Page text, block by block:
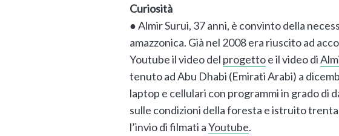
Curiosità
● Almir Surui, 37 anni, è convinto della
amazzonica. Già nel 2008 era riuscito ad
Youtube il video del progettoe il video di
tenuto ad Abu Dhabi (Emirati Arabi) a
laptop e cellulari con programmi in grado di
sulle condizioni della foresta e istruito
l’invio di filmati aYoutube.